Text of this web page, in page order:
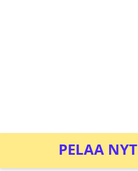
PELAA NYT